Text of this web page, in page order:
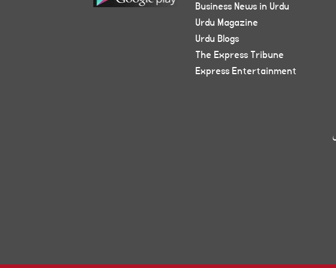
Business News in Urdu
Urdu Magazine
Urdu Blogs
The Express Tribune
Express Entertainment